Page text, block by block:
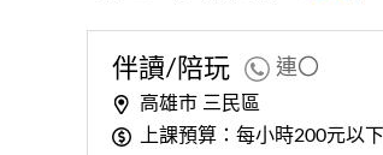
伴讀/陪玩 連〇
高雄市 三民區
上課預算：每小時200元以下